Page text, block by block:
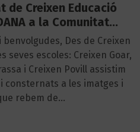
de Creixen Educació
a la Comunitat…
benvolgudes, Des de Creixen
seves escoles: Creixen Goar,
i Creixen Povill assistim
consternats a les imatges i
rebem de…